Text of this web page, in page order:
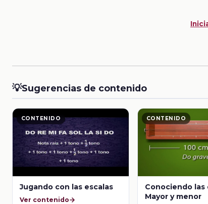
💡Sugerencias de contenido
CONTENIDO
Jugando con las escalas
Ver contenido
CONTENIDO
Conociendo las
Mayor y menor